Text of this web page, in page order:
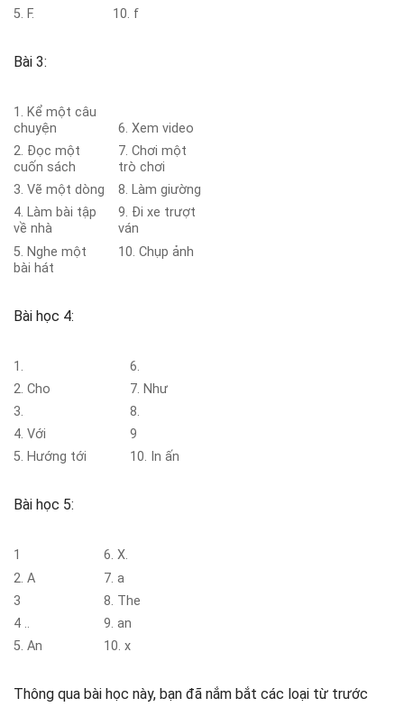
5. F.
10. f
Bài 3:
1. Kể một câu
chuyện
2. Đọc một
cuốn sách
3. Vẽ một dòng
4. Làm bài tập
về nhà
5. Nghe một
bài hát
6. Xem video
7. Chơi một
trò chơi
8. Làm giường
9. Đi xe trượt
ván
10. Chụp ảnh
Bài học 4:
1.
2. Cho
3.
4. Với
5. Hướng tới
6.
7. Như
8.
9
10. In ấn
Bài học 5:
1
2. A
3
4 ..
5. An
6. X.
7. a
8. The
9. an
10. x
Thông qua bài học này, bạn đã nắm bắt các loại từ trước